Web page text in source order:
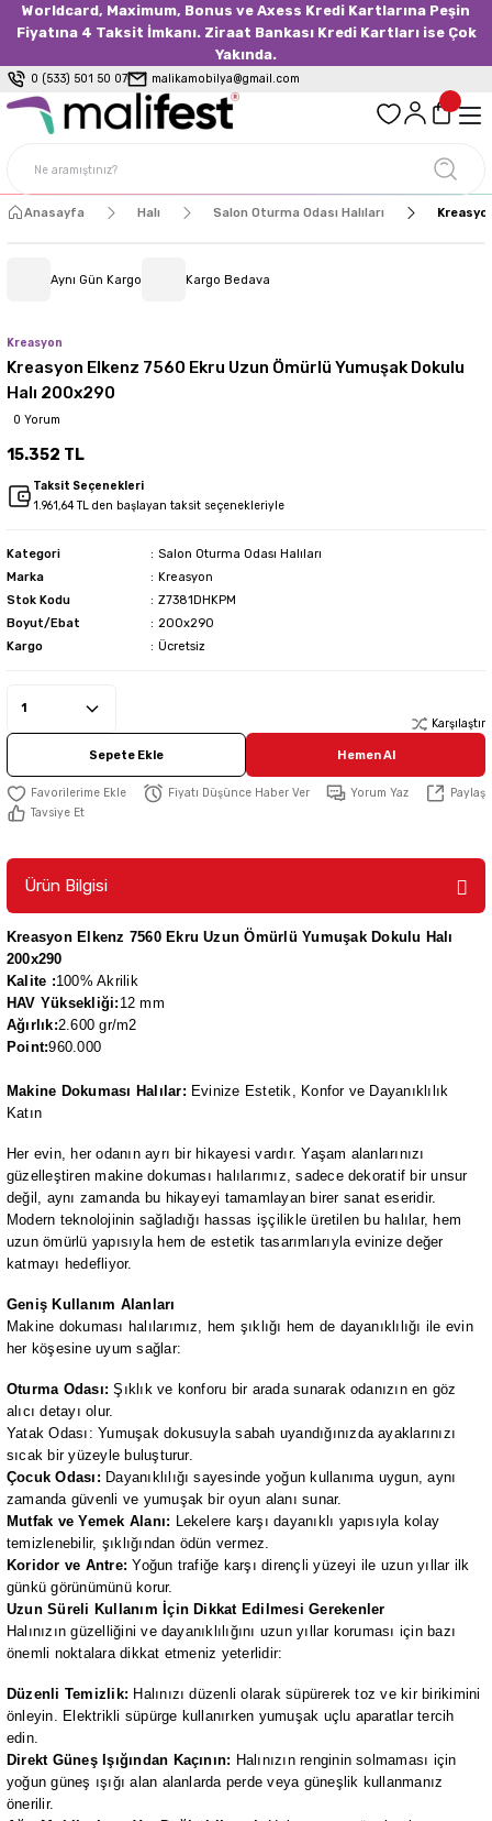
Worldcard, Maximum, Bonus ve Axess Kredi Kartlarına Peşin
Fiyatına 4 Taksit İmkanı. Ziraat Bankası Kredi Kartları ise Çok
Yakında.
0 (533) 501 50 07 malikamobilya@gmail.com
Anasayfa Halı Salon Oturma Odası Halıları
Aynı Gün Kargo Kargo Bedava
Kreasyon
Kreasyon Elkenz 7560 Ekru Uzun Ömürlü Yumuşak Dokulu
Halı 200x290
0 Yorum
15.352 TL
Taksit Seçenekleri
1.961,64 TL den başlayan taksit seçenekleriyle
Kategori
Salon Oturma Odası Halıları
Marka
Kreasyon
Stok Kodu
Z7381DHKPM
Boyut/Ebat
200x290
Kargo
Ücretsiz
Karşılaştır
Sepete Ekle Hemen Al
Fiyatı Düşünce Haber Ver Yorum Yaz
Paylaş
Tavsiye Et
Ürün Bilgisi
Kreasyon Elkenz 7560 Ekru Uzun Ömürlü Yumuşak Dokulu Halı
200x290
Kalite :100% Akrilik
HAV Yüksekliği: 12 mm
Ağırlık:2.600 gr/m2
Point:960.000
Makine Dokuması Halılar: Evinize Estetik, Konfor ve Dayanıklılık
Katın
Her evin, her odanın ayrı bir hikayesi vardır. Yaşam alanlarınızı
güzelleştiren makine dokuması halılarımız, sadece dekoratif bir unsur
değil, aynı zamanda bu hikayeyi tamamlayan birer sanat eseridir.
Modern teknolojinin sağladığı hassas işçilikle üretilen bu halılar, hem
uzun ömürlü yapısıyla hem de estetik tasarımlarıyla evinize değer
katmayı hedefliyor.
Geniş Kullanım Alanları
Makine dokuması halılarımız, hem şıklığı hem de dayanıklılığı ile evin
her köşesine uyum sağlar:
Oturma Odası: Şıklık ve konforu bir arada sunarak odanızın en göz
alıcı detayı olur.
Yatak Odası: Yumuşak dokusuyla sabah uyandığınızda ayaklarınızı
sıcak bir yüzeyle buluşturur.
Çocuk Odası: Dayanıklılığı sayesinde yoğun kullanıma uygun, aynı
zamanda güvenli ve yumuşak bir oyun alanı sunar.
Mutfak ve Yemek Alanı: Lekelere karşı dayanıklı yapısıyla kolay
temizlenebilir, şıklığından ödün vermez.
Koridor ve Antre: Yoğun trafiğe karşı dirençli yüzeyi ile uzun yıllar ilk
günkü görünümünü korur.
Uzun Süreli Kullanım İçin Dikkat Edilmesi Gerekenler
Halınızın güzelliğini ve dayanıklılığını uzun yıllar koruması için bazı
önemli noktalara dikkat etmeniz yeterlidir:
Düzenli Temizlik: Halınızı düzenli olarak süpürerek toz ve kir birikimini
önleyin. Elektrikli süpürge kullanırken yumuşak uçlu aparatlar tercih
edin.
Direkt Güneş Işığından Kaçının: Halınızın renginin solmaması için
yoğun güneş ışığı alan alanlarda perde veya güneşlik kullanmanız
önerilir.